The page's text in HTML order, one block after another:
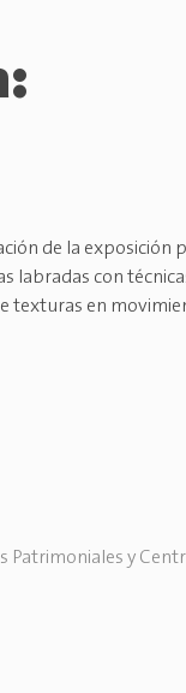
de la exposición
labradas con
texturas en
Patrimoniales y